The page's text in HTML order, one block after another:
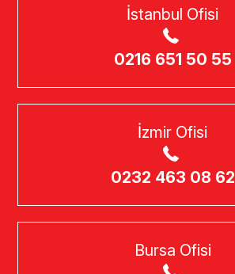
İstanbul Ofisi
0216 651 50 55
İzmir Ofisi
0232 463 08 62
Bursa Ofisi